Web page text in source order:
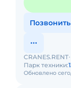
Позвонить
Обновлено
CRANES.RENT
Парк техники: